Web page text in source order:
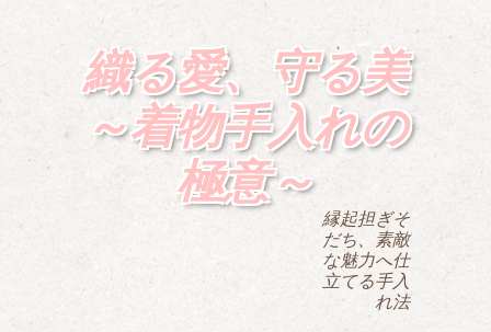
織る愛、守る美
～着物手入れの
極意～
縁起担ぎそ
だち、素敵
な魅力へ仕
立てる手入
れ法